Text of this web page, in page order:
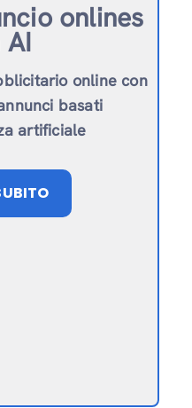
onlines
online con
basati
artificiale